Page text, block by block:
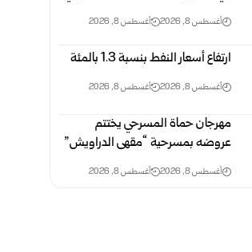
أغسطس 8, 2026 أغسطس 8, 2026
ارتفاع أسعار النفط بنسبة 1.3 بالمئة
أغسطس 8, 2026 أغسطس 8, 2026
مهرجان حماة المسرحي يختتم
عروضه بمسرحية “مقهى الدراويش”
أغسطس 8, 2026 أغسطس 8, 2026